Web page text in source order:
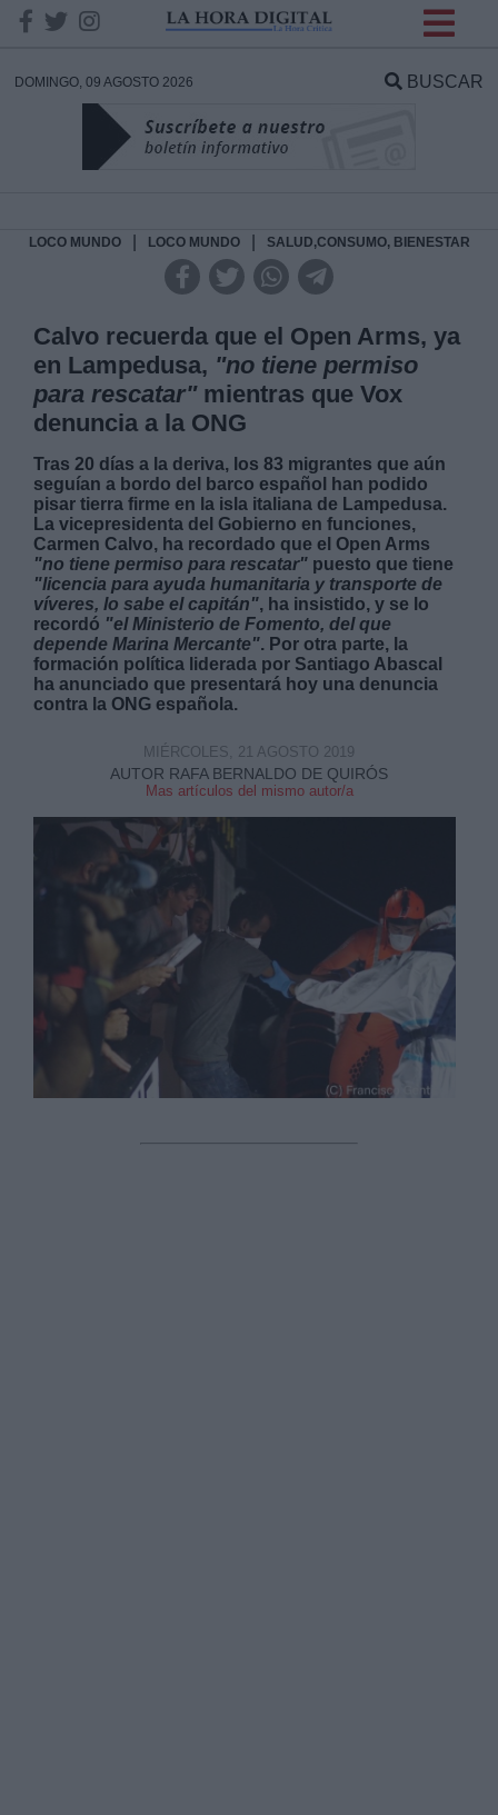
DOMINGO, 09 AGOSTO 2026 BUSCAR
LOCO MUNDO LOCO MUNDO SALUD,CONSUMO, BIENESTAR
Calvo recuerda que el Open Arms, ya
en Lampedusa, "no tiene permiso
para rescatar" mientras que Vox
denuncia a la ONG
Tras 20 días a la deriva, los 83 migrantes que aún
seguían a bordo del barco español han podido
pisar tierra firme en la isla italiana de Lampedusa.
La vicepresidenta del Gobierno en funciones,
Carmen Calvo, ha recordado que el Open Arms
"no tiene permiso para rescatar" puesto que tiene
"licencia para ayuda humanitaria y transporte de
víveres, lo sabe el capitán", ha insistido, y se lo
recordó "el Ministerio de Fomento, del que
depende Marina Mercante". Por otra parte, la
formación política liderada por Santiago Abascal
ha anunciado que presentará hoy una denuncia
contra la ONG española.
AUTOR RAFA BERNALDO DE QUIRÓS
Mas artículos del mismo autor/a
MIÉRCOLES, 21 AGOSTO 2019
DATOS
Responsable:
Legitimación:
Destinatarios:
Derechos:
link